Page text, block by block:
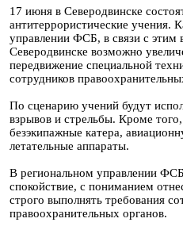
17 июня в Северодвинске
антитеррористические учения.
управлении ФСБ, в связи с этим
Северодвинске возможно
передвижение специальной
сотрудников
По сценарию учений будут
взрывов и стрельбы. Кроме того,
безэкипажные катера,
летательные аппараты.
В региональном управлении
спокойствие, с пониманием
строго выполнять требования
правоохранительных органов.